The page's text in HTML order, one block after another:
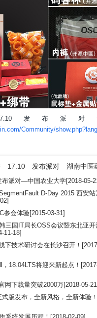
发布派对
Community/
17.10 发布派对 湖南中医
布派对—中国农业大学[2018-05-
D-Day 2015 西安站
参会体验[2015-03-31]
三国IT局长OSS会议暨东北亚开
11-18]
下技术研讨会在长沙召开！
，18.04LTS将迎来新起点！
网下载量突破2000万[2018-05-21]
版发布，全新风格，全新体验！